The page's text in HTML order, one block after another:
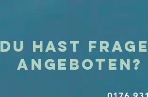
Du hast
Angeboten?